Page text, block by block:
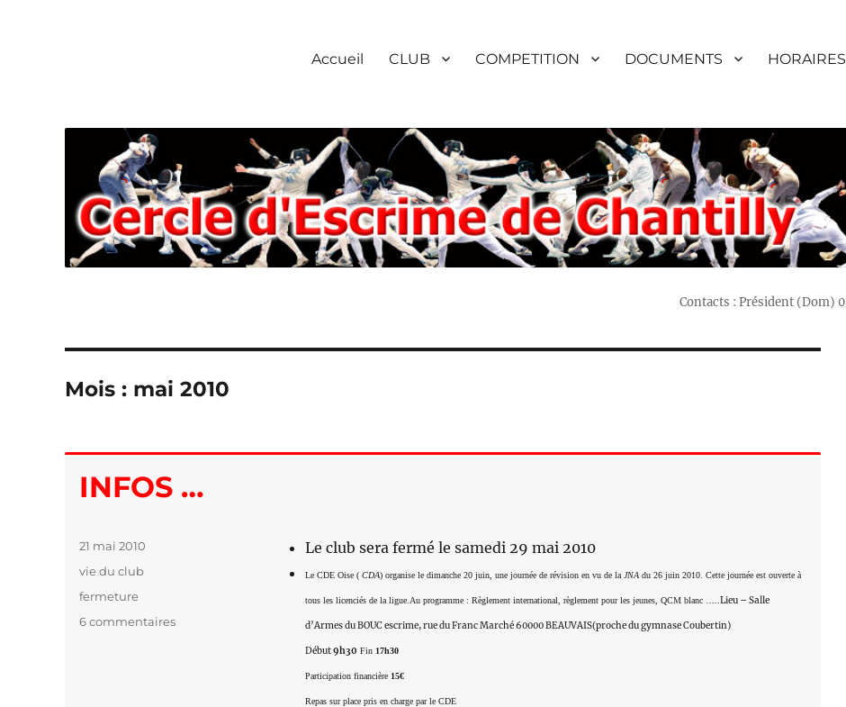
Accueil CLUB COMPETITION DOCUMENTS
Contacts : Président (Dom)
Mois : mai 2010
INFOS …
Le club sera fermé le samedi 29 mai 2010
Le CDE Oise ( CDA) organise le dimanche 20 juin, une journée de révision en vu de la JNAdu 26 juin 2010. Cette journée est ouverte à
tous les licenciés de la ligue. Au programme : Règlement international, règlement pour les jeunes, QCM blanc ….. Lieu – Salle
d’Armes du BOUC escrime, rue du Franc Marché 60000 BEAUVAIS(proche du gymnase Coubertin)
Début9h30 Fin 17h30
Participation financière 15€
Repas sur place pris en charge par le CDE
Publié
le
21 mai 2010
Catégories
vie du club
Étiquettes
fermeture
6 commentaires